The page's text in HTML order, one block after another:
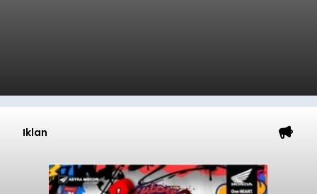
Iklan